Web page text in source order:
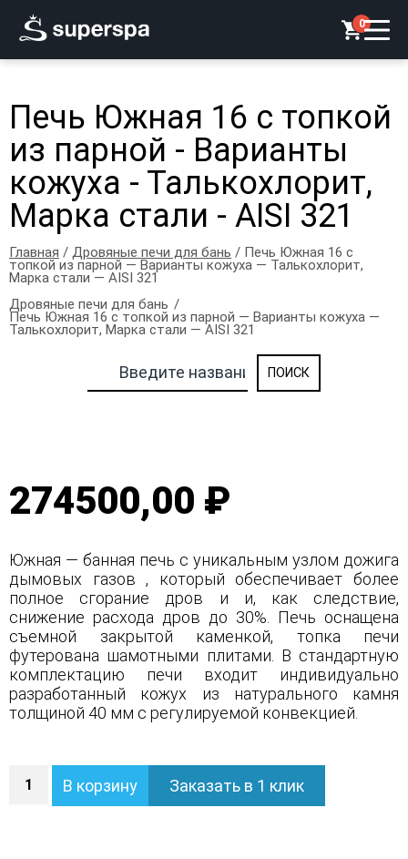
0
Печь Южная 16 с топкой
из парной - Варианты
кожуха - Талькохлорит,
Марка стали - AISI 321
Главная / Дровяные печи для бань / Печь Южная 16 с
топкой из парной — Варианты кожуха — Талькохлорит,
Марка стали — AISI 321
Дровяные печи для бань
Печь Южная 16 с топкой из парной — Варианты кожуха —
Талькохлорит, Марка стали — AISI 321
274500,00 ₽
Южная — банная печь с уникальным узлом дожига
дымовых газов , который обеспечивает более
полное сгорание дров и и, как следствие,
снижение расхода дров до 30%. Печь оснащена
съемной закрытой каменкой, топка печи
футерована шамотными плитами. В стандартную
комплектацию печи входит индивидуально
разработанный кожух из натурального камня
толщиной 40 мм с регулируемой конвекцией.
Печь
Южная
В корзину Заказать в 1 клик